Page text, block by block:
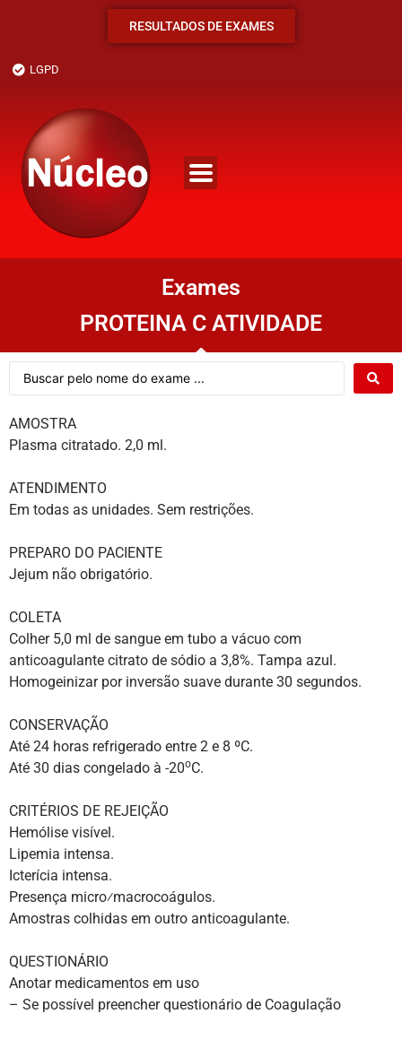
RESULTADOS DE EXAMES
LGPD
Exames
PROTEINA C ATIVIDADE
AMOSTRA
Plasma citratado. 2,0 ml.
ATENDIMENTO
Em todas as unidades. Sem restrições.
PREPARO DO PACIENTE
Jejum não obrigatório.
COLETA
Colher 5,0 ml de sangue em tubo a vácuo com
anticoagulante citrato de sódio a 3,8%. Tampa azul.
Homogeinizar por inversão suave durante 30 segundos.
CONSERVAÇÃO
Até 24 horas refrigerado entre 2 e 8 ºC.
Até 30 dias congelado à -20oC.
CRITÉRIOS DE REJEIÇÃO
Hemólise visível.
Lipemia intensa.
Icterícia intensa.
Presença micro⁄macrocoágulos.
Amostras colhidas em outro anticoagulante.
QUESTIONÁRIO
Anotar medicamentos em uso
– Se possível preencher questionário de Coagulação